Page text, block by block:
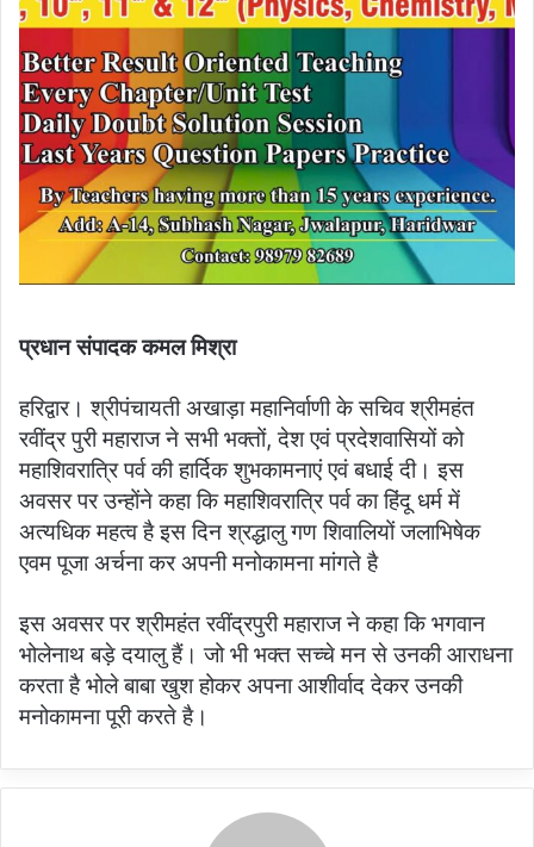
प्रधान संपादक कमल मिश्रा
हरिद्वार। श्रीपंचायती अखाड़ा महानिर्वाणी के सचिव श्रीमहंत
रवींद्र पुरी महाराज ने सभी भक्तों, देश एवं प्रदेशवासियों को
महाशिवरात्रि पर्व की हार्दिक शुभकामनाएं एवं बधाई दी। इस
अवसर पर उन्होंने कहा कि महाशिवरात्रि पर्व का हिंदू धर्म में
अत्यधिक महत्व है इस दिन श्रद्धालु गण शिवालियों जलाभिषेक
एवम पूजा अर्चना कर अपनी मनोकामना मांगते है
इस अवसर पर श्रीमहंत रवींद्रपुरी महाराज ने कहा कि भगवान
भोलेनाथ बड़े दयालु हैं। जो भी भक्त सच्चे मन से उनकी आराधना
करता है भोले बाबा खुश होकर अपना आशीर्वाद देकर उनकी
मनोकामना पूरी करते है।